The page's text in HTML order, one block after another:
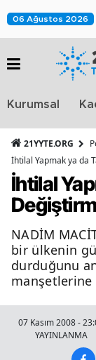
06 Ağustos 2026
Kurumsal
21YYTE.ORG
İhtilal Yapmak ya da
İhtilal
NADİM
bir ülkenin
durduğunu
manşetlerine
07 Kasım 2008 -
YAYINLANMA